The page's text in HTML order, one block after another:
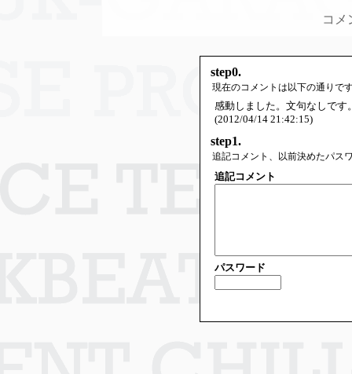
コメ
step0.
現在のコメントは以下の通りで
感動しました。文句なしです
(2012/04/14 21:42:15)
step1.
追記コメント、以前決めたパス
追記コメント
パスワード